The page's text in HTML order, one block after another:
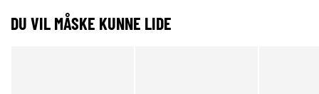
DU VIL MÅSKE KUNNE LIDE